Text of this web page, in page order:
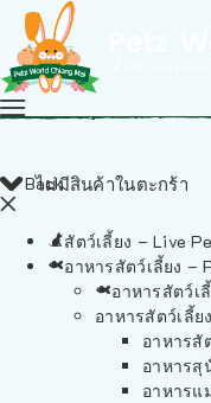
ไม่มีสินค้าในตะกร้า
Back
สัตว์เลี้ยง – Live
อาหารสัตว์เลี้ยง –
อาหารสัตว์เ
อาหารสัตว์เลี้ย
อาหารสั
อาหารสุ
อาหารแ